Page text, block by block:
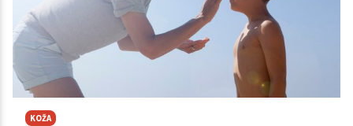
KOŽA